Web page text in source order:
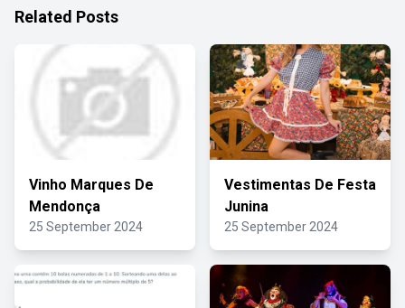
Related Posts
Vinho Marques De
Mendonça
25 September 2024
Vestimentas De Festa
Junina
25 September 2024